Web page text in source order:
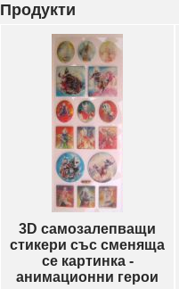
Продукти
3D самозалепващи
стикери със сменяща
се картинка -
анимационни герои